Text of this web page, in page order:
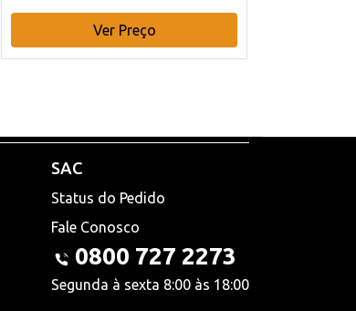
Ver Preço
SAC
Status do Pedido
Fale Conosco
0800 727 2273
Segunda à sexta 8:00 às 18:00